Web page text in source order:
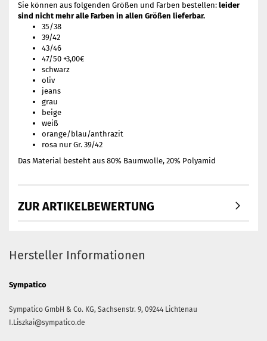
Sie können aus folgenden Größen und Farben bestellen: leider
sind nicht mehr alle Farben in allen Größen lieferbar.
35/38
39/42
43/46
47/50 +3,00€
schwarz
oliv
jeans
grau
beige
weiß
orange/blau/anthrazit
rosa nur Gr. 39/42
Das Material besteht aus 80% Baumwolle, 20% Polyamid
ZUR ARTIKELBEWERTUNG
Hersteller Informationen
Sympatico
Sympatico GmbH & Co. KG, Sachsenstr. 9, 09244 Lichtenau
I.Liszkai@sympatico.de